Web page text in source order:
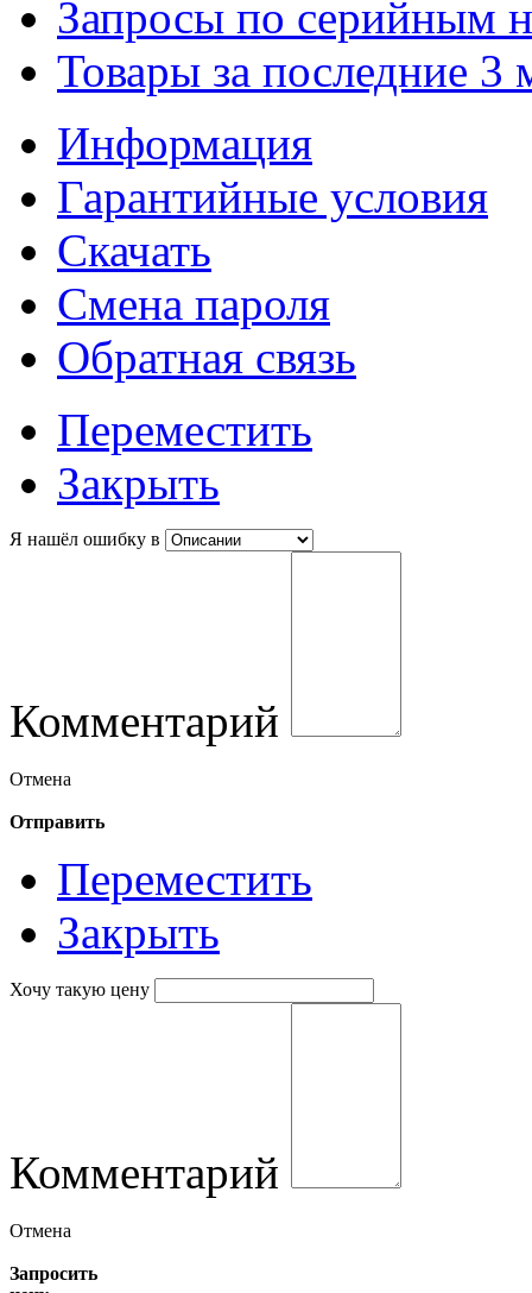
Запросы по серийным
Товары за последние 3
Информация
Гарантийные условия
Скачать
Смена пароля
Обратная связь
Переместить
Закрыть
Я нашёл ошибку в
Комментарий
Отмена
Отправить
Переместить
Закрыть
Хочу такую цену
Комментарий
Отмена
Запросить